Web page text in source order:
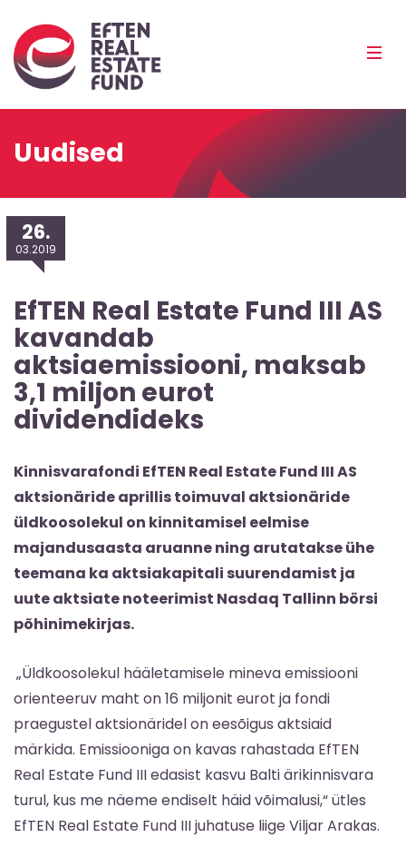
Uudised
EfTEN Real Estate Fund III AS
kavandab
aktsiaemissiooni, maksab
3,1 miljon eurot
dividendideks
26.
03.2019
Kinnisvarafondi EfTEN Real Estate Fund III AS
aktsionäride aprillis toimuval aktsionäride
üldkoosolekul on kinnitamisel eelmise
majandusaasta aruanne ning arutatakse ühe
teemana ka aktsiakapitali suurendamist ja
uute aktsiate noteerimist Nasdaq Tallinn börsi
põhinimekirjas.
„Üldkoosolekul hääletamisele mineva emissiooni
orienteeruv maht on 16 miljonit eurot ja fondi
praegustel aktsionäridel on eesõigus aktsiaid
märkida. Emissiooniga on kavas rahastada EfTEN
Real Estate Fund III edasist kasvu Balti ärikinnisvara
turul, kus me näeme endiselt häid võimalusi,“ ütles
EfTEN Real Estate Fund III juhatuse liige Viljar Arakas.